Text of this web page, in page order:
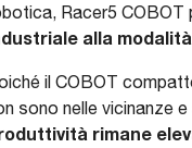
Racer5 COBOT
alla
il COBOT
sono nelle vicinanze
rimane